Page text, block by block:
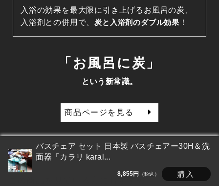
バスチェア セット 日本製 バスチェアー30H＆洗
面器「カラリ karal...
8,855円 （税込） 購入
入浴の効果を最大限に引き上げるお風呂の炭、
入浴剤との併用で、炭と入浴剤のダブル効果 ！
「お風呂に炭」
という新常識。
商品ページを見る
この商品を見ている方におすすめ